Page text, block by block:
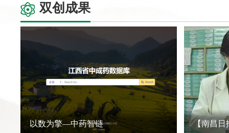
双创成果
以数为擎—中药智链